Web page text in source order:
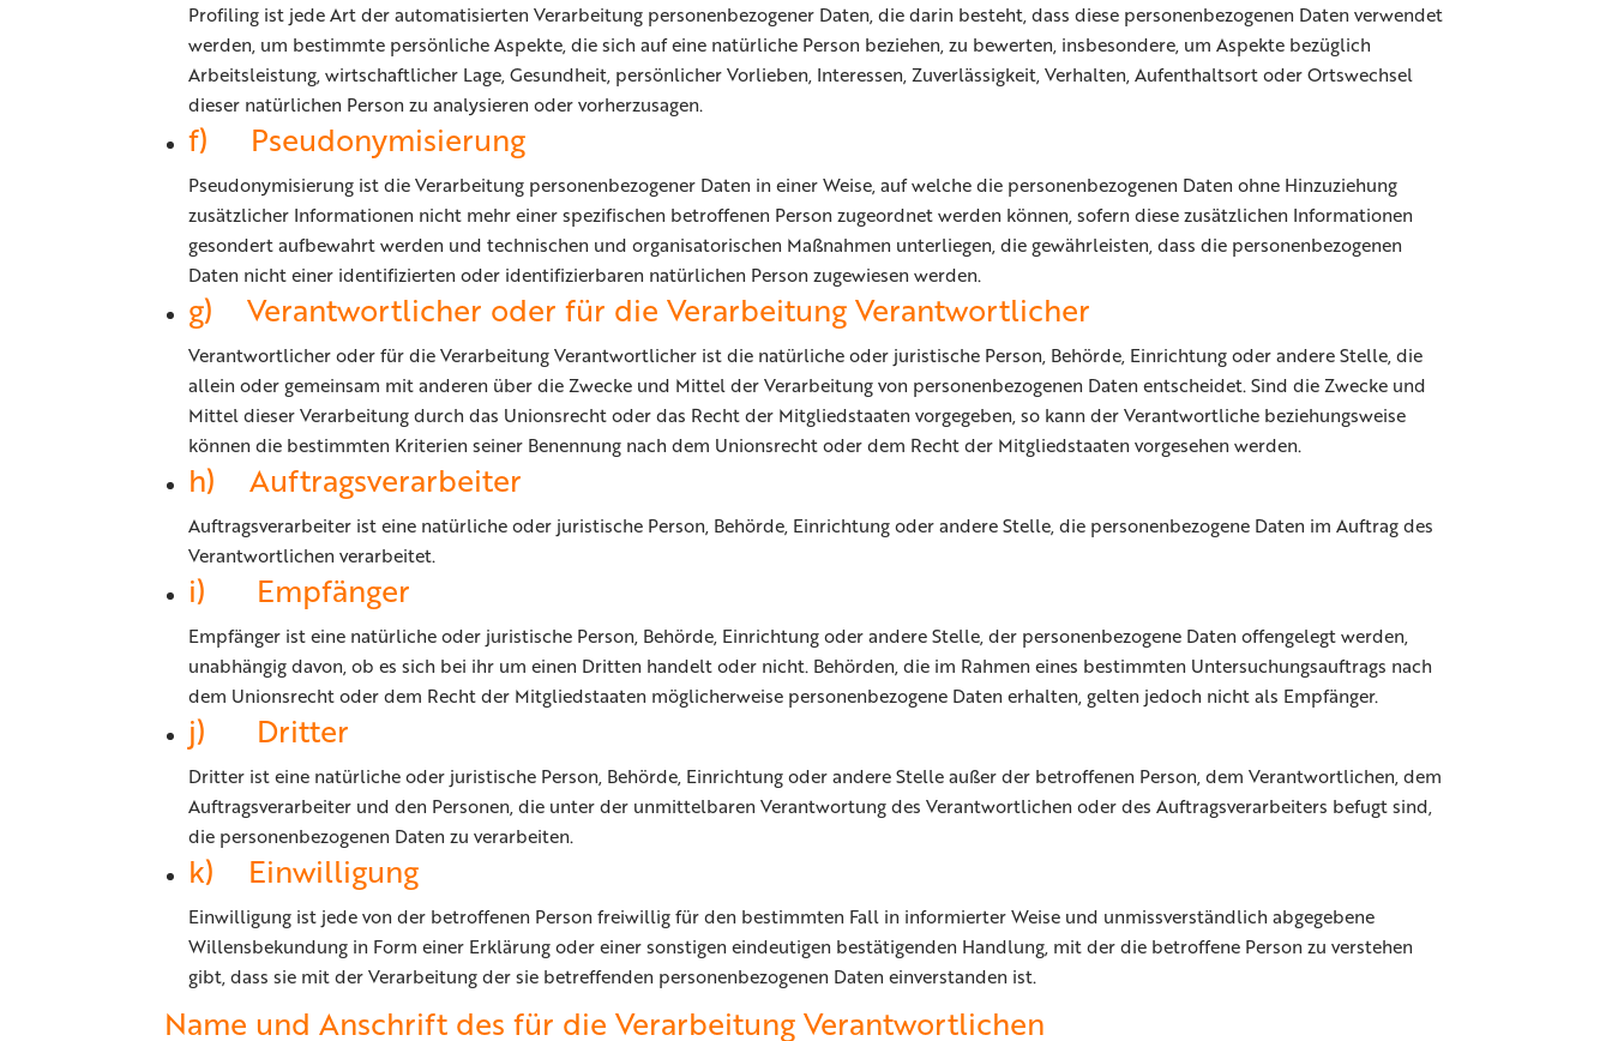
Profiling ist jede Art der automatisierten Verarbeitung personenbezogener Daten, die darin besteht, dass diese personenbezogenen Daten verwendet
werden, um bestimmte persönliche Aspekte, die sich auf eine natürliche Person beziehen, zu bewerten, insbesondere, um Aspekte bezüglich
Arbeitsleistung, wirtschaftlicher Lage, Gesundheit, persönlicher Vorlieben, Interessen, Zuverlässigkeit, Verhalten, Aufenthaltsort oder Ortswechsel
dieser natürlichen Person zu analysieren oder vorherzusagen.
f) Pseudonymisierung
Pseudonymisierung ist die Verarbeitung personenbezogener Daten in einer Weise, auf welche die personenbezogenen Daten ohne Hinzuziehung
zusätzlicher Informationen nicht mehr einer spezifischen betroffenen Person zugeordnet werden können, sofern diese zusätzlichen Informationen
gesondert aufbewahrt werden und technischen und organisatorischen Maßnahmen unterliegen, die gewährleisten, dass die personenbezogenen
Daten nicht einer identifizierten oder identifizierbaren natürlichen Person zugewiesen werden.
g) Verantwortlicher oder für die Verarbeitung Verantwortlicher
Verantwortlicher oder für die Verarbeitung Verantwortlicher ist die natürliche oder juristische Person, Behörde, Einrichtung oder andere Stelle, die
allein oder gemeinsam mit anderen über die Zwecke und Mittel der Verarbeitung von personenbezogenen Daten entscheidet. Sind die Zwecke und
Mittel dieser Verarbeitung durch das Unionsrecht oder das Recht der Mitgliedstaaten vorgegeben, so kann der Verantwortliche beziehungsweise
können die bestimmten Kriterien seiner Benennung nach dem Unionsrecht oder dem Recht der Mitgliedstaaten vorgesehen werden.
h) Auftragsverarbeiter
Auftragsverarbeiter ist eine natürliche oder juristische Person, Behörde, Einrichtung oder andere Stelle, die personenbezogene Daten im Auftrag des
Verantwortlichen verarbeitet.
i) Empfänger
Empfänger ist eine natürliche oder juristische Person, Behörde, Einrichtung oder andere Stelle, der personenbezogene Daten offengelegt werden,
unabhängig davon, ob es sich bei ihr um einen Dritten handelt oder nicht. Behörden, die im Rahmen eines bestimmten Untersuchungsauftrags nach
dem Unionsrecht oder dem Recht der Mitgliedstaaten möglicherweise personenbezogene Daten erhalten, gelten jedoch nicht als Empfänger.
j) Dritter
Dritter ist eine natürliche oder juristische Person, Behörde, Einrichtung oder andere Stelle außer der betroffenen Person, dem Verantwortlichen, dem
Auftragsverarbeiter und den Personen, die unter der unmittelbaren Verantwortung des Verantwortlichen oder des Auftragsverarbeiters befugt sind,
die personenbezogenen Daten zu verarbeiten.
k) Einwilligung
Einwilligung ist jede von der betroffenen Person freiwillig für den bestimmten Fall in informierter Weise und unmissverständlich abgegebene
Willensbekundung in Form einer Erklärung oder einer sonstigen eindeutigen bestätigenden Handlung, mit der die betroffene Person zu verstehen
gibt, dass sie mit der Verarbeitung der sie betreffenden personenbezogenen Daten einverstanden ist.
Name und Anschrift des für die Verarbeitung Verantwortlichen